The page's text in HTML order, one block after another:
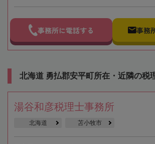
事務所に電話する 事務
北海道 勇払郡安平町所在・近隣の税
湯谷和彦税理士事務所
北海道 苫小牧市